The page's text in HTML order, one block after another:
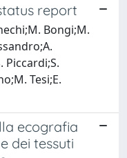
report
Bongi;M.
Piccardi;S.
Tesi;E.
ecografia
dei tessuti